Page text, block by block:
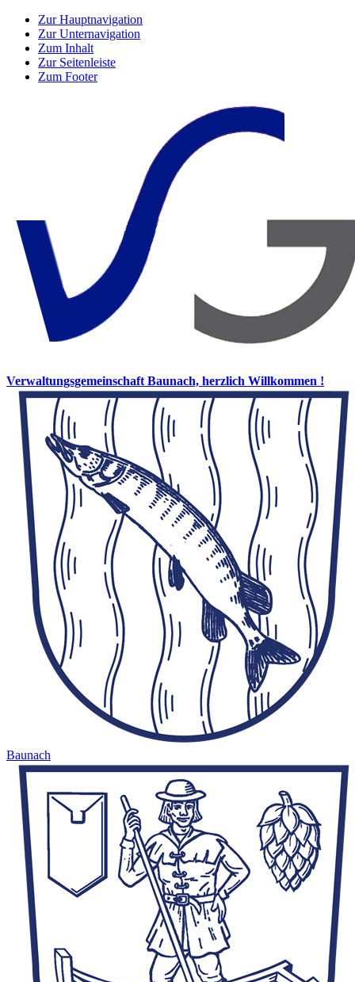
Zur Hauptnavigation
Zur Unternavigation
Zum Inhalt
Zur Seitenleiste
Zum Footer
Verwaltungsgemeinschaft Baunach, herzlich Willkommen !
Baunach